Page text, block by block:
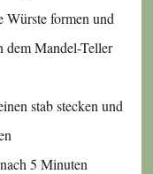
Würste formen und
dem Mandel-Teller
stab stecken und
5 Minuten